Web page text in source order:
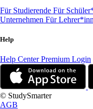
Für Studierende Für
Unternehmen Für
Help
Help CenterPremium Login
© StudySmarter
AGB